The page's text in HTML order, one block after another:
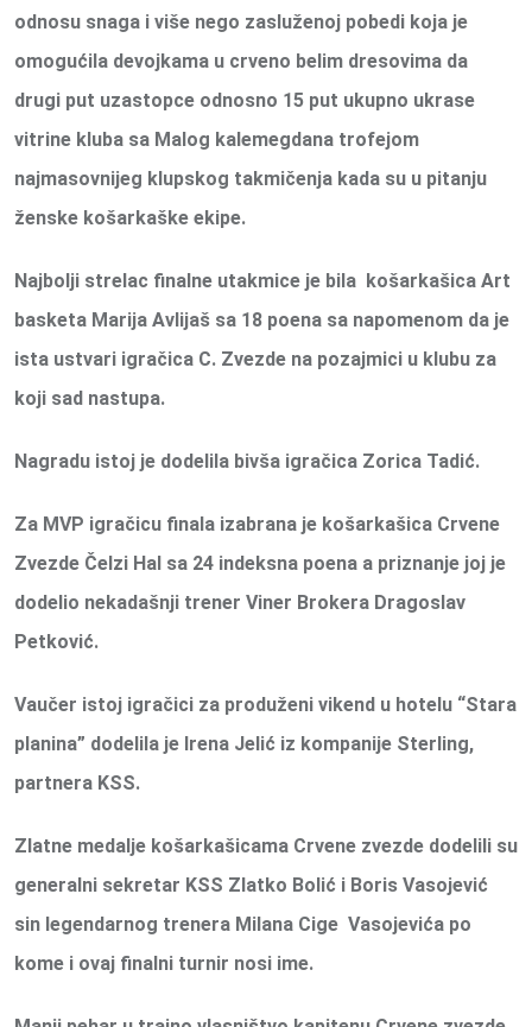
odnosu snaga i više nego zasluženoj pobedi koja je
omogućila devojkama u crveno belim dresovima da
drugi put uzastopce odnosno 15 put ukupno ukrase
vitrine kluba sa Malog kalemegdana trofejom
najmasovnijeg klupskog takmičenja kada su u pitanju
ženske košarkaške ekipe.
Najbolji strelac finalne utakmice je bila košarkašica Art
basketa Marija Avlijaš sa 18 poena sa napomenom da je
ista ustvari igračica C. Zvezde na pozajmici u klubu za
koji sad nastupa.
Nagradu istoj je dodelila bivša igračica Zorica Tadić.
Za MVP igračicu finala izabrana je košarkašica Crvene
Zvezde Čelzi Hal sa 24 indeksna poena a priznanje joj je
dodelio nekadašnji trener Viner Brokera Dragoslav
Petković.
Vaučer istoj igračici za produženi vikend u hotelu “Stara
planina” dodelila je Irena Jelić iz kompanije Sterling,
partnera KSS.
Zlatne medalje košarkašicama Crvene zvezde dodelili su
generalni sekretar KSS Zlatko Bolić i Boris Vasojević
sin legendarnog trenera Milana Cige Vasojevića po
kome i ovaj finalni turnir nosi ime.